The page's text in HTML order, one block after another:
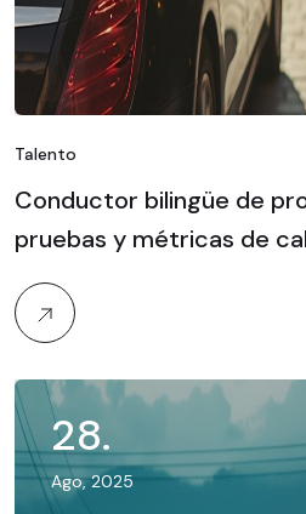
Talento
Conductor bilingüe de
pruebas y métricas de
28.
Ago, 2025